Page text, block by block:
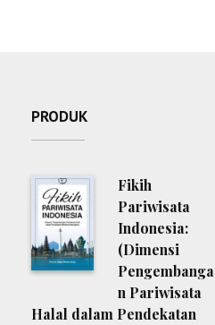
PRODUK
Fikih
Pariwisata
Indonesia:
(Dimensi
Pengembanga
n Pariwisata
Halal dalam Pendekatan